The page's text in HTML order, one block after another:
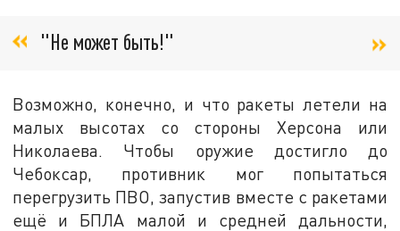
"Не может быть!"
Возможно, конечно, и что ракеты летели на
малых высотах со стороны Херсона или
Николаева. Чтобы оружие достигло до
Чебоксар, противник мог попытаться
перегрузить ПВО, запустив вместе с ракетами
ещё и БПЛА малой и средней дальности,